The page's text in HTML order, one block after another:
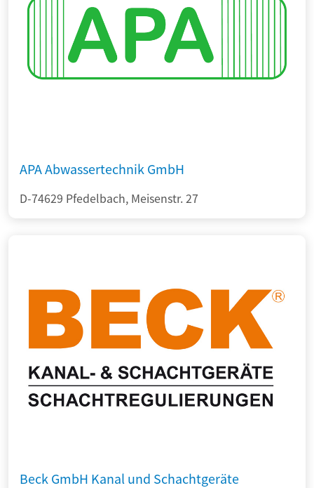
APA Abwassertechnik GmbH
D-74629 Pfedelbach, Meisenstr. 27
Beck GmbH Kanal und Schachtgeräte